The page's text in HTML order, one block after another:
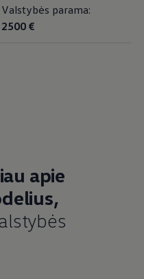
Valstybės parama:
2500 €
apie